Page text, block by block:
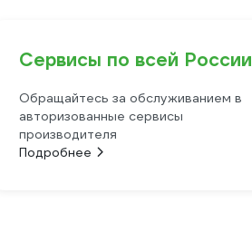
Сервисы по всей России
Обращайтесь за обслуживанием в
авторизованные сервисы
производителя
Подробнее